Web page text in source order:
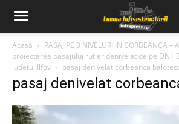
Acasă
PASAJ PE 3 NIVELURI IN CORBEANCA
proiectarea pasajului rutier denivelat de pe DN1
judetul Ilfov
pasaj denivelat corbeanca
pasaj denivelat